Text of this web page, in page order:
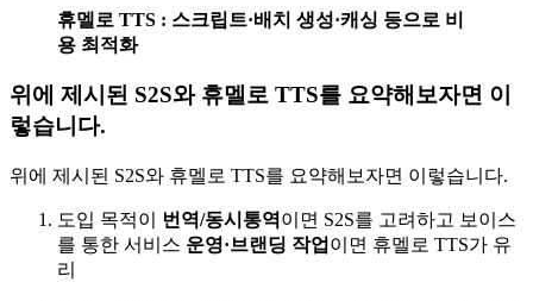
휴멜로 TTS : 스크립트·배치 생성·캐싱 등으로 비
용 최적화
위에 제시된 S2S와 휴멜로 TTS를 요약해보자면 이
렇습니다.
위에 제시된 S2S와 휴멜로 TTS를 요약해보자면 이렇습니다.
도입 목적이 번역/동시통역이면 S2S를 고려하고 보이스
를 통한 서비스 운영·브랜딩 작업 이면 휴멜로 TTS가 유
리